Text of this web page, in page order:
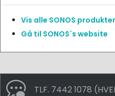
Vis alle SONOS
Gå til SONOS´s website
TLF. 7442 1078